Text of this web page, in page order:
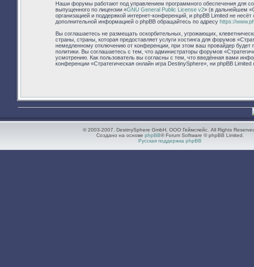
Наши форумы работают под управлением программного обеспечения для
выпущенного по лицензии «GNU General Public License v2» (в дальнейшем
организацией и поддержкой интернет-конференций, и phpBB Limited не
дополнительной информацией о phpBB обращайтесь по адресу https://
Вы соглашаетесь не размещать оскорбительных, угрожающих,
страны, страны, которая предоставляет услуги хостинга для форумов
немедленному отключению от конференции, при этом ваш провайдер
политики. Вы соглашаетесь с тем, что администраторы форумов
усмотрению. Как пользователь вы согласны с тем, что введённая вами
конференции «Стратегическая онлайн игра DestinySphere», ни phpBB
© 2003-2007. DestinySphere GmbH, ООО Геймспейс. All Rights
Создано на основе phpBB® Forum Software © phpBB Limited.
Русская поддержка phpBB